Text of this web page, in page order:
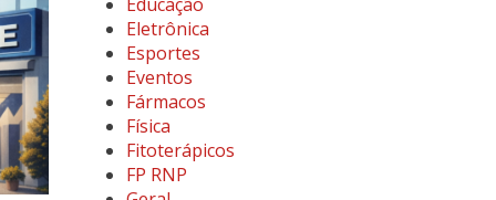
Eletrônica
Esportes
Eventos
Fármacos
Física
Fitoterápicos
FP RNP